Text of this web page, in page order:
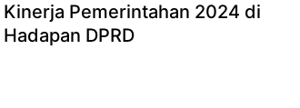
Kinerja Pemerintahan 2024 di
Hadapan DPRD